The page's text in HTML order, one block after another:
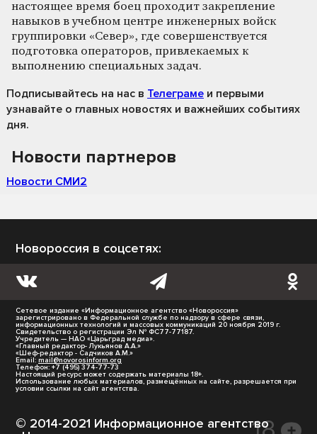
настоящее время боец проходит закрепление
навыков в учебном центре инженерных войск
группировки «Север», где совершенствуется
подготовка операторов, привлекаемых к
выполнению специальных задач.
Подписывайтесь на нас в Телеграме и первыми
узнавайте о главных новостях и важнейших событиях
дня.
Новости партнеров
Новости СМИ2
Новороссия в соцсетях:
Сетевое издание «Информационное агентство «Новороссия»
зарегистрировано в Федеральной службе по надзору в сфере связи,
информационных технологий и массовых коммуникаций 20 ноября 2019 г.
Свидетельство о регистрации Эл № ФС77-77187.
Учредитель — НАО «Царьград медиа».
«Главный редактор- Лукьянов А.А.»
«Шеф-редактор - Садчиков А.М.»
Email: mail@novorosinform.org
Телефон: +7 (495) 374-77-73
Настоящий ресурс может содержать материалы 18+.
Использование любых материалов, размещённых на сайте, разрешается при
условии ссылки на сайт агентства.
© 2014-2021 Информационное агентство